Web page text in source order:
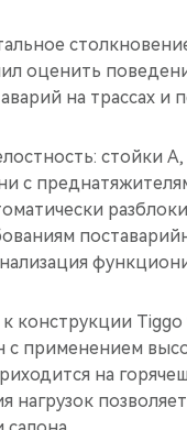
оценить
на трассах и
стойки A,
с
конструкции Tiggo
с применением
на
нагрузок